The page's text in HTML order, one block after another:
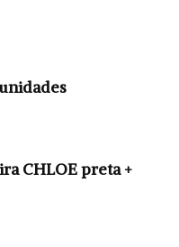
CHLOE preta +